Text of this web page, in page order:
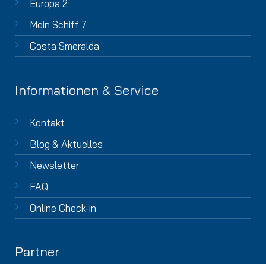
Europa 2
Mein Schiff 7
Costa Smeralda
Informationen & Service
Kontakt
Blog & Aktuelles
Newsletter
FAQ
Online Check-in
Partner